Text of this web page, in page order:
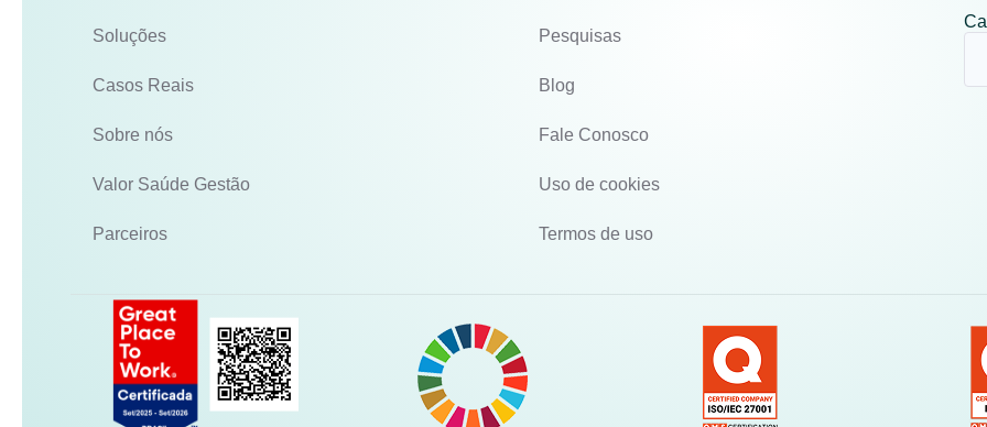
Soluções
Casos Reais
Sobre nós
Valor Saúde Gestão
Parceiros
Pesquisas
Blog
Fale Conosco
Uso de cookies
Termos de uso